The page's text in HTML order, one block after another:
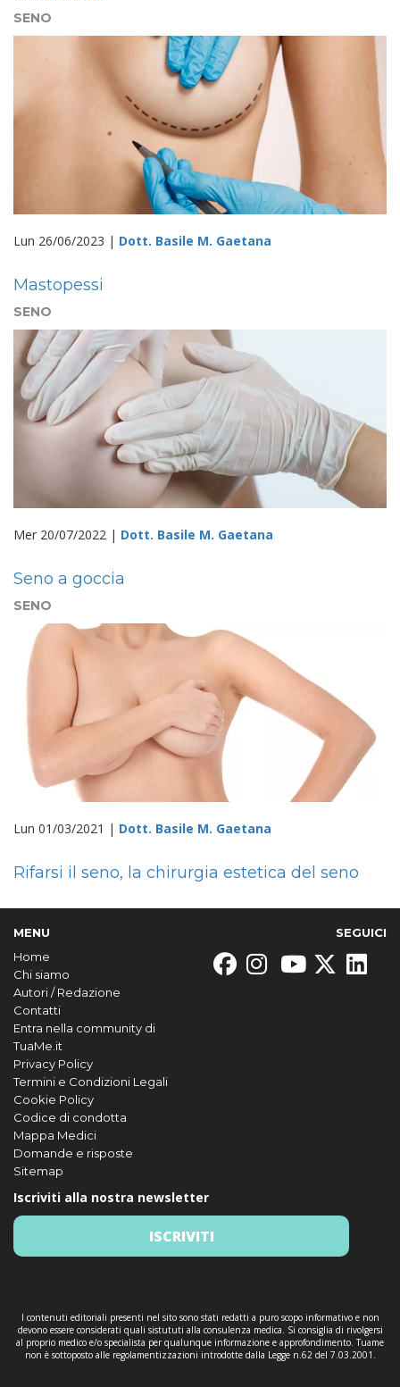
SENO
Lun 26/06/2023 | Dott. Basile M. Gaetana
Mastopessi
SENO
Mer 20/07/2022 | Dott. Basile M. Gaetana
Seno a goccia
SENO
Lun 01/03/2021 | Dott. Basile M. Gaetana
Rifarsi il seno, la chirurgia estetica del seno
MENU
Home
Chi siamo
Autori / Redazione
Contatti
Entra nella community di
TuaMe.it
Privacy Policy
Termini e Condizioni Legali
Cookie Policy
Codice di condotta
Mappa Medici
Domande e risposte
Sitemap
SEGUICI
Iscriviti alla nostra newsletter
ISCRIVITI
I contenuti editoriali presenti nel sito sono stati redatti a puro scopo informativo e non
devono essere considerati quali sistututi alla consulenza medica. Si consiglia di rivolgersi
al proprio medico e/o specialista per qualunque informazione e approfondimento. Tuame
non è sottoposto alle regolamentizzazioni introdotte dalla Legge n.62 del 7.03.2001.